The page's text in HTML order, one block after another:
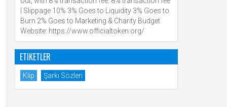
| Slippage 10% 3% Goes to Liquidity 3% Goes to
Burn 2% Goes to Marketing & Charity Budget
Website: https://www.officialtoken.org/
ETIKETLER
Klip Şarkı Sözleri